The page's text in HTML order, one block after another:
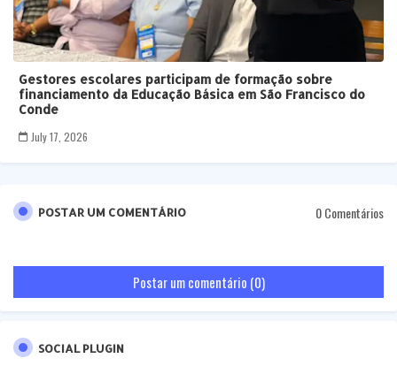
Gestores escolares participam de formação sobre
financiamento da Educação Básica em São Francisco do
Conde
July 17, 2026
POSTAR UM COMENTÁRIO 0 Comentários
Postar um comentário (0)
SOCIAL PLUGIN